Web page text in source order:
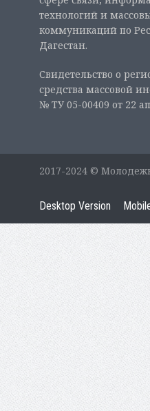
технологий и
коммуникаций по
Дагестан.
Свидетельство о
средства массовой
№ ТУ 05-00409 от 22
2017-2024 ©
Desktop Version